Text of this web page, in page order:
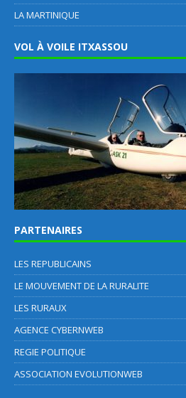
LA MARTINIQUE
VOL À VOILE ITXASSOU
PARTENAIRES
LES REPUBLICAINS
LE MOUVEMENT DE LA RURALITE
LES RURAUX
AGENCE CYBERNWEB
REGIE POLITIQUE
ASSOCIATION EVOLUTIONWEB